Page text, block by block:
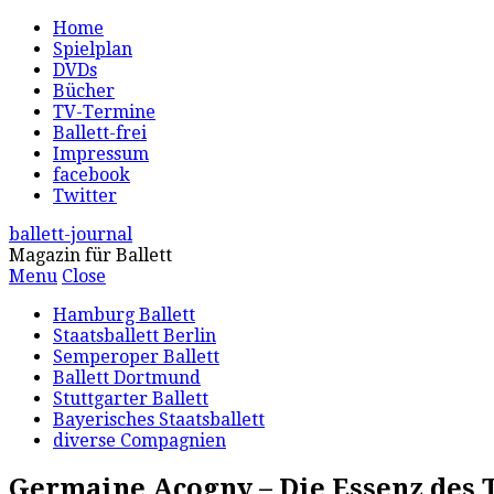
Home
Spielplan
DVDs
Bücher
TV-Termine
Ballett-frei
Impressum
facebook
Twitter
ballett-journal
Magazin für Ballett
Menu Close
Hamburg Ballett
Staatsballett Berlin
Semperoper Ballett
Ballett Dortmund
Stuttgarter Ballett
Bayerisches Staatsballett
diverse Compagnien